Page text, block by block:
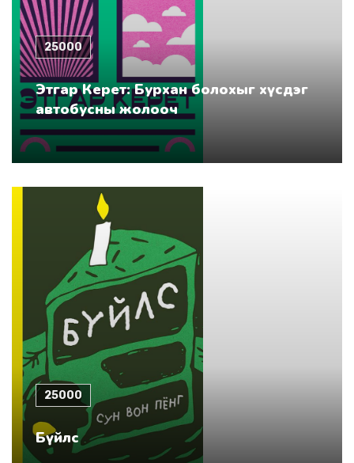
25000
Этгар Керет: Бурхан болохыг хүсдэг
автобусны жолооч
25000
Бүйлс